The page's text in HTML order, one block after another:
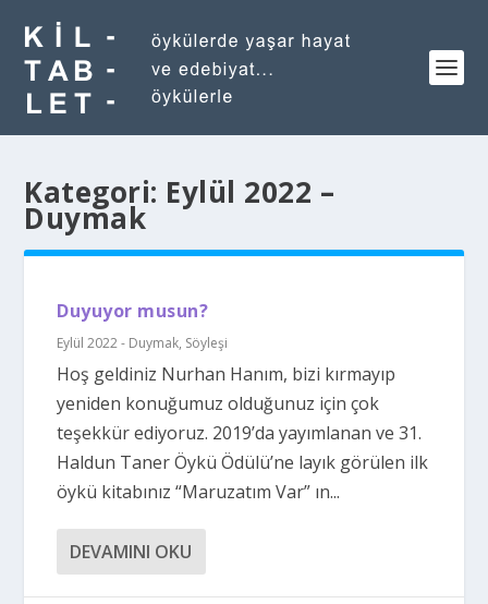
Kategori: Eylül 2022 –
Duymak
Duyuyor musun?
Eylül 2022 - Duymak, Söyleşi
Hoş geldiniz Nurhan Hanım, bizi kırmayıp
yeniden konuğumuz olduğunuz için çok
teşekkür ediyoruz. 2019’da yayımlanan ve 31.
Haldun Taner Öykü Ödülü’ne layık görülen ilk
öykü kitabınız “Maruzatım Var” ın...
DEVAMINI OKU